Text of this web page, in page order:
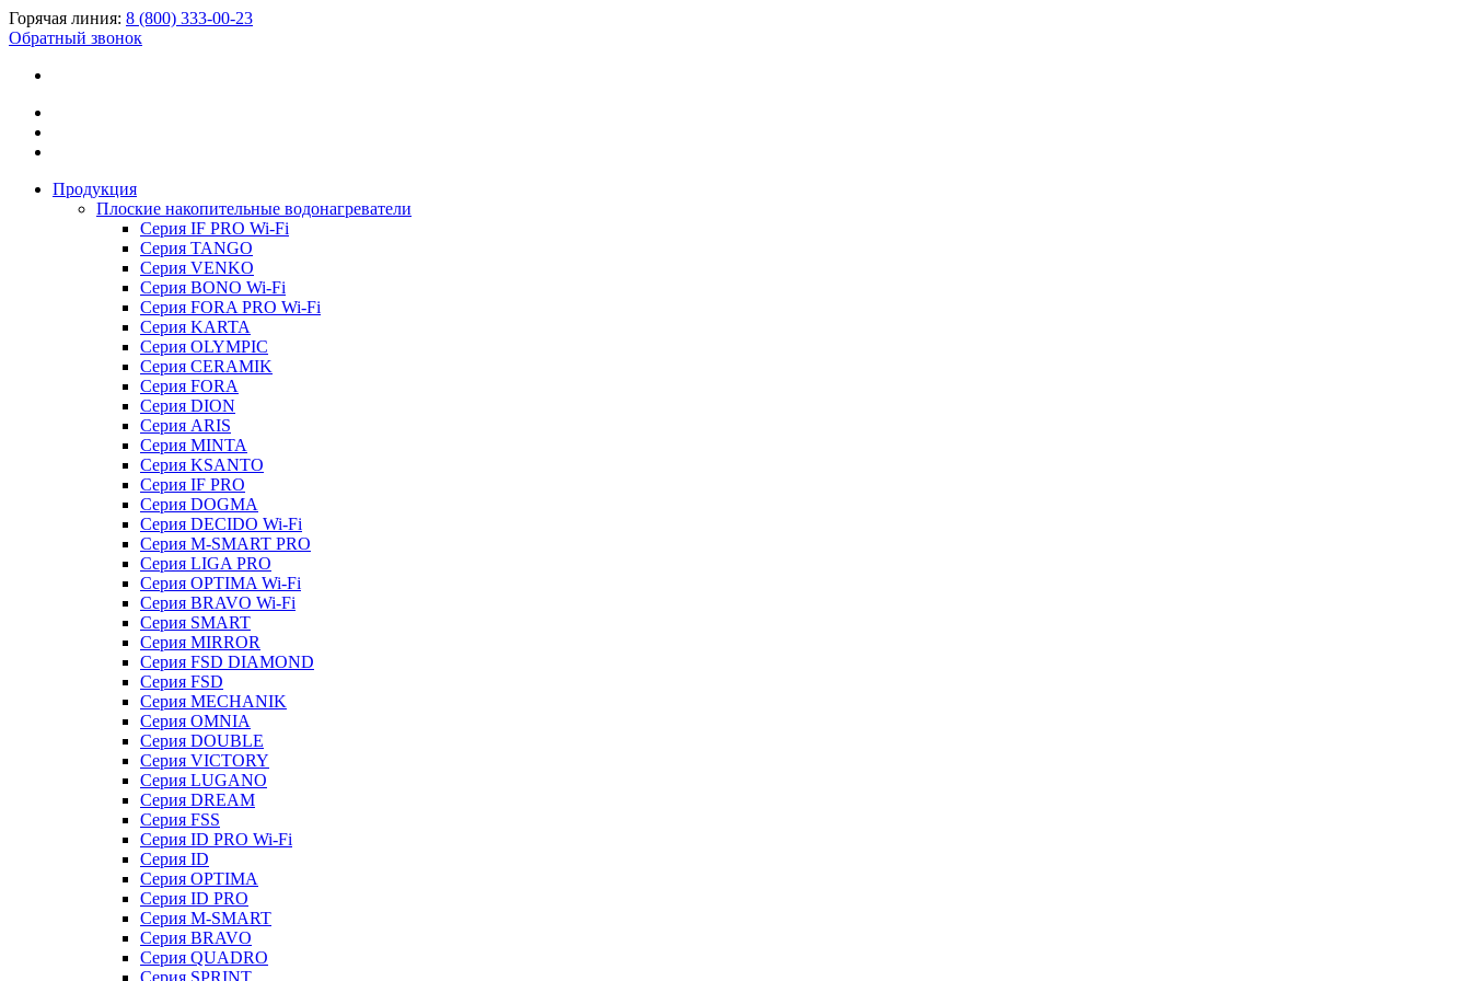
Горячая линия: 8 (800) 333-00-23
Обратный звонок
Продукция
Плоские накопительные водонагреватели
Серия IF PRO Wi-Fi
Серия TANGO
Серия VENKO
Серия BONO Wi-Fi
Серия FORA PRO Wi-Fi
Серия KARTA
Серия OLYMPIC
Серия CERAMIK
Серия FORA
Серия DION
Серия ARIS
Серия MINTA
Серия KSANTO
Серия IF PRO
Серия DOGMA
Серия DECIDO Wi-Fi
Серия M-SMART PRO
Серия LIGA PRO
Серия OPTIMA Wi-Fi
Серия BRAVO Wi-Fi
Серия SMART
Серия MIRROR
Серия FSD DIAMOND
Серия FSD
Серия MECHANIK
Серия OMNIA
Серия DOUBLE
Серия VICTORY
Серия LUGANO
Серия DREAM
Серия FSS
Серия ID PRO Wi-Fi
Серия ID
Серия OPTIMA
Серия ID PRO
Серия M-SMART
Серия BRAVO
Серия QUADRO
Серия SPRINT